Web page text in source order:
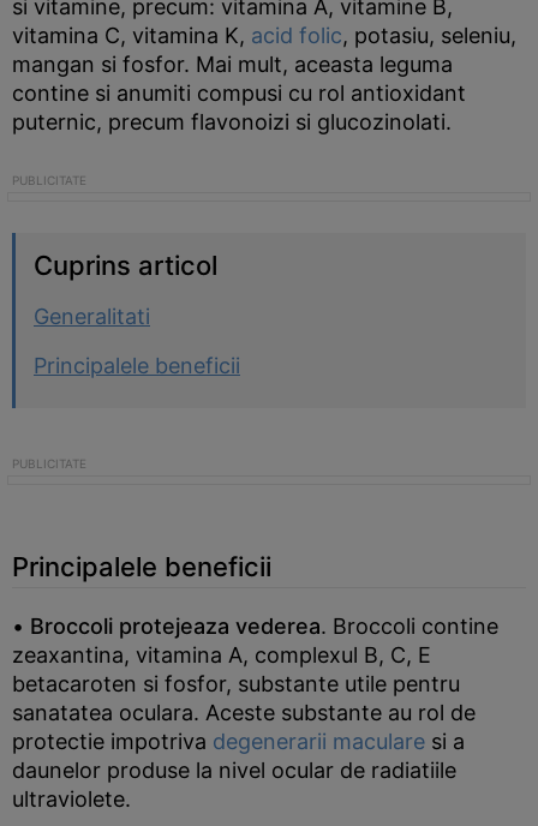
si vitamine, precum: vitamina A, vitamine B,
vitamina C, vitamina K, acid folic, potasiu, seleniu,
mangan si fosfor. Mai mult, aceasta leguma
contine si anumiti compusi cu rol antioxidant
puternic, precum flavonoizi si glucozinolati.
Cuprins articol
Generalitati
Principalele beneficii
Principalele beneficii
• Broccoli protejeaza vederea. Broccoli contine
zeaxantina, vitamina A, complexul B, C, E
betacaroten si fosfor, substante utile pentru
sanatatea oculara. Aceste substante au rol de
protectie impotriva degenerarii maculare si a
daunelor produse la nivel ocular de radiatiile
ultraviolete.